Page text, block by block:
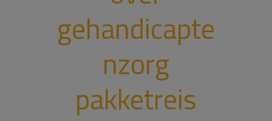
gehandicapte
nzorg
pakketreis